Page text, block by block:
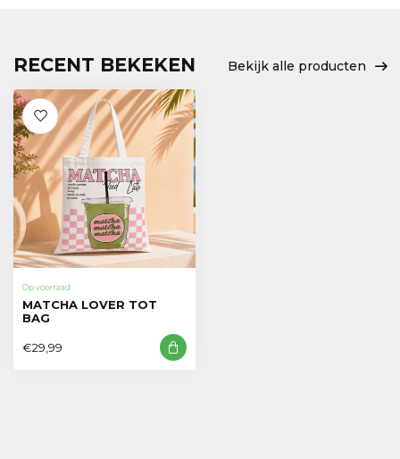
RECENT BEKEKEN Bekijk alle producten
Op voorraad
MATCHA LOVER TOT
BAG
€29,99